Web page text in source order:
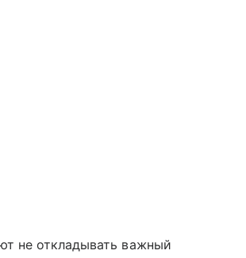
не откладывать важный